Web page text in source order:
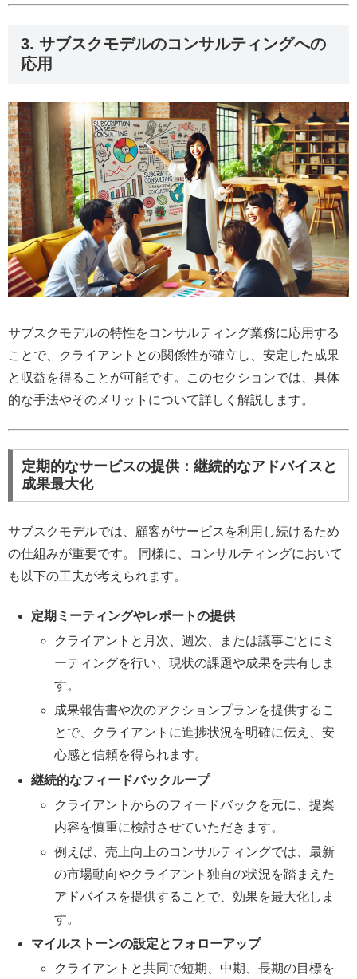
3. サブスクモデルのコンサルティングへの
応用
サブスクモデルの特性をコンサルティング業務に応用する
ことで、クライアントとの関係性が確立し、安定した成果
と収益を得ることが可能です。このセクションでは、具体
的な手法やそのメリットについて詳しく解説します。
定期的なサービスの提供：継続的なアドバイスと
成果最大化
サブスクモデルでは、顧客がサービスを利用し続けるため
の仕組みが重要です。 同様に、コンサルティングにおいて
も以下の工夫が考えられます。
定期ミーティングやレポートの提供
クライアントと月次、週次、または議事ごとにミ
ーティングを行い、現状の課題や成果を共有しま
す。
成果報告書や次のアクションプランを提供するこ
とで、クライアントに進捗状況を明確に伝え、安
心感と信頼を得られます。
継続的なフィードバックループ
クライアントからのフィードバックを元に、提案
内容を慎重に検討させていただきます。
例えば、売上向上のコンサルティングでは、最新
の市場動向やクライアント独自の状況を踏まえた
アドバイスを提供することで、効果を最大化しま
す。
マイルストーンの設定とフォローアップ
クライアントと共同で短期、中期、長期の目標を